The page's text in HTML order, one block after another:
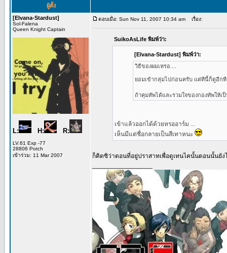
ผู้ตั้ง
[Elvana-Stardust]
Sol-Falena
Queen Knight Captain
L: H: R:
LV.61 Exp -77
28806 Potch
เข้าร่วม: 11 Mar 2007
ตอบเมื่อ: Sun Nov 11, 2007 10:34 am เรื่อง:
SuikoAsLife พิมพ์ว่า:
[Elvana-Stardust] พิมพ์ว่า:
วิธีของผมเหรอ....
ยอมเข้ากลุ่มไปก่อนครับ แต่ทีนี้ก็ดูอีก
ถ้าคุมทัพได้และรวมใจของกองทัพให้
เข้าแล้วออกได้ด้วยหรออาร์ม ...
เห็นมีแต่ชื่อกลายเป็นสีเทาหนะ
ก็คิดซิว่าตอนที่อยู่ปราสาทเพื่อดูเทนไคนั้นตอนนั้นยัง